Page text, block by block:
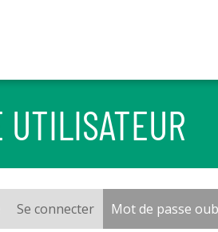
UTILISATEUR
Se connecter Mot de passe